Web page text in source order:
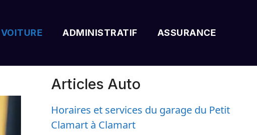
VOITURE ADMINISTRATIF ASSURANCE
Articles Auto
Horaires et services du garage du Petit
Clamart à Clamart